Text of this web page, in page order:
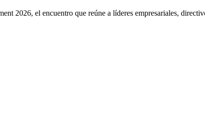
2026, el encuentro que reúne a líderes empresariales,